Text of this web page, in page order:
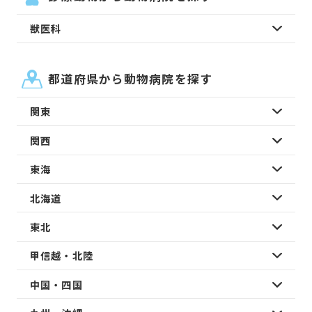
獣医科
都道府県から動物病院を探す
関東
関西
東海
北海道
東北
甲信越・北陸
中国・四国